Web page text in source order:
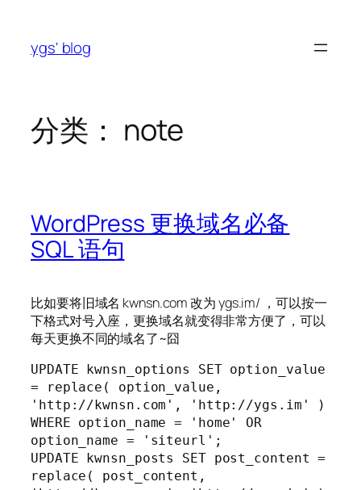
ygs' blog
分类： note
WordPress 更换域名必备
SQL 语句
比如要将旧域名 kwnsn.com 改为 ygs.im/ ，可以按一
下格式对号入座，更换域名就变得非常方便了，可以
每天更换不同的域名了~囧
UPDATE kwnsn_options SET option_value
= replace( option_value,
'http://kwnsn.com', 'http://ygs.im' )
WHERE option_name = 'home' OR
option_name = 'siteurl';
UPDATE kwnsn_posts SET post_content =
replace( post_content,